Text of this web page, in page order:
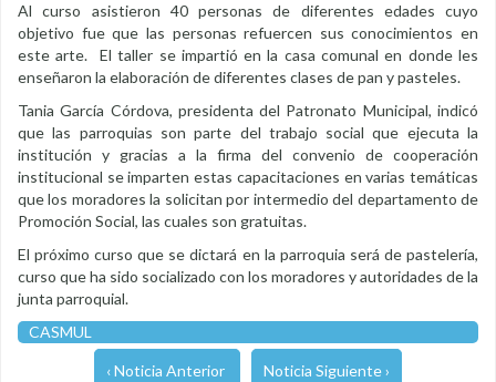
Al curso asistieron 40 personas de diferentes edades cuyo
objetivo fue que las personas refuercen sus conocimientos en
este arte. El taller se impartió en la casa comunal en donde les
enseñaron la elaboración de diferentes clases de pan y pasteles.
Tania García Córdova, presidenta del Patronato Municipal, indicó
que las parroquias son parte del trabajo social que ejecuta la
institución y gracias a la firma del convenio de cooperación
institucional se imparten estas capacitaciones en varias temáticas
que los moradores la solicitan por intermedio del departamento de
Promoción Social, las cuales son gratuitas.
El próximo curso que se dictará en la parroquia será de pastelería,
curso que ha sido socializado con los moradores y autoridades de la
junta parroquial.
CASMUL
‹ Noticia Anterior Noticia Siguiente ›